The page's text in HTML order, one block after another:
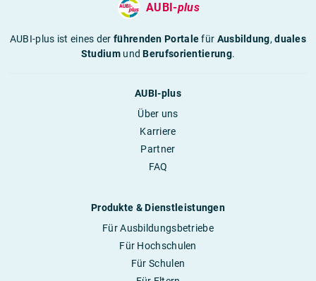
AUBI-plus
AUBI-plus ist eines derführenden Portalefür Ausbildung,duales
StudiumundBerufsorientierung.
AUBI-plus
Über uns
Karriere
Partner
FAQ
Produkte & Dienstleistungen
Für Ausbildungsbetriebe
Für Hochschulen
Für Schulen